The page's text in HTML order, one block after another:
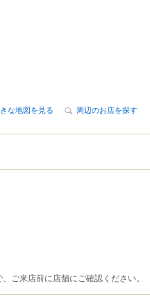
な地図を見る 周辺のお店を探す
ご来店前に店舗にご確認ください。